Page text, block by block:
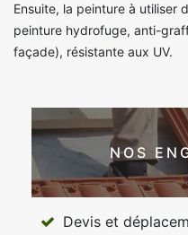
Ensuite, la peinture à utiliser
peinture hydrofuge, anti-
façade), résistante aux UV.
NOS
Devis et